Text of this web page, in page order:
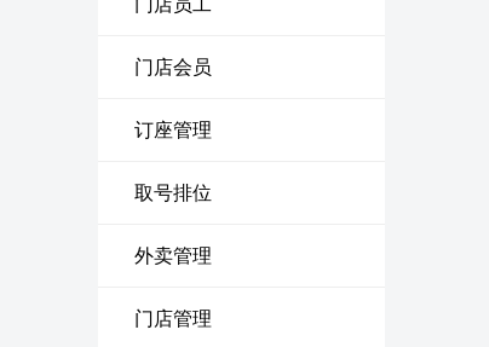
门店员工
门店会员
订座管理
取号排位
外卖管理
门店管理